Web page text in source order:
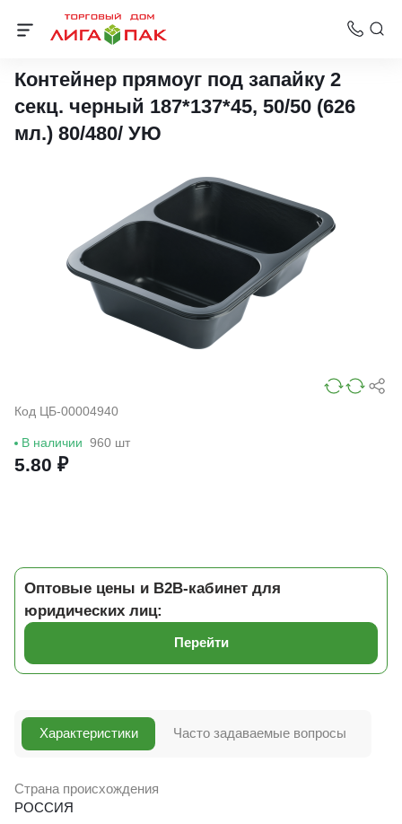
Контейнеры под запайку
Контейнер прямоуг под запайку 2
секц. черный 187*137*45, 50/50 (626
мл.) 80/480/ УЮ
Код ЦБ-00004940
В наличии 960 шт
5.80 ₽
Оптовые цены и B2B-кабинет для
юридических лиц:
Перейти
Характеристики
Страна происхождения
РОССИЯ
Часто задаваемые вопросы